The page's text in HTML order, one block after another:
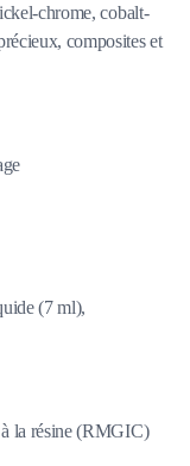
chrome, cobalt-
composites et
(7 ml),
la résine (RMGIC)